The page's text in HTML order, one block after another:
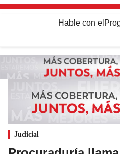
Hable con el
Judicial